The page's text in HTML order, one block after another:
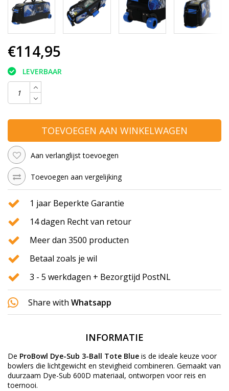
€114,95
LEVERBAAR
TOEVOEGEN AAN WINKELWAGEN
Aan verlanglijst toevoegen
Toevoegen aan vergelijking
1 jaar Beperkte Garantie
14 dagen Recht van retour
Meer dan 3500 producten
Betaal zoals je wil
3 - 5 werkdagen + Bezorgtijd PostNL
Share with Whatsapp
INFORMATIE
De ProBowl Dye-Sub 3-Ball Tote Blue is de ideale keuze voor
bowlers die lichtgewicht en stevigheid combineren. Gemaakt van
duurzaam Dye-Sub 600D materiaal, ontworpen voor reis en
toernooi.